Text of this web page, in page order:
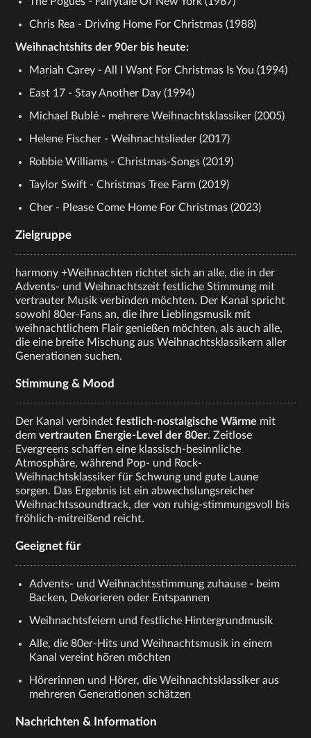
Chris Rea - Driving Home For Christmas (1988)
Weihnachtshits der 90er bis heute:
Mariah Carey - All I Want For Christmas Is You (1994)
East 17 - Stay Another Day (1994)
Michael Bublé - mehrere Weihnachtsklassiker (2005)
Helene Fischer - Weihnachtslieder (2017)
Robbie Williams - Christmas-Songs (2019)
Taylor Swift - Christmas Tree Farm (2019)
Cher - Please Come Home For Christmas (2023)
Zielgruppe
harmony +Weihnachten richtet sich an alle, die in der
Advents- und Weihnachtszeit festliche Stimmung mit
vertrauter Musik verbinden möchten. Der Kanal spricht
sowohl 80er-Fans an, die ihre Lieblingsmusik mit
weihnachtlichem Flair genießen möchten, als auch alle,
die eine breite Mischung aus Weihnachtsklassikern aller
Generationen suchen.
Stimmung & Mood
Der Kanal verbindetfestlich-nostalgische Wärme mit
demvertrauten Energie-Level der 80er. Zeitlose
Evergreens schaffen eine klassisch-besinnliche
Atmosphäre, während Pop- und Rock-
Weihnachtsklassiker für Schwung und gute Laune
sorgen. Das Ergebnis ist ein abwechslungsreicher
Weihnachtssoundtrack, der von ruhig-stimmungsvoll bis
fröhlich-mitreißend reicht.
Geeignet für
Advents- und Weihnachtsstimmung zuhause - beim
Backen, Dekorieren oder Entspannen
Weihnachtsfeiern und festliche Hintergrundmusik
Alle, die 80er-Hits und Weihnachtsmusik in einem
Kanal vereint hören möchten
Hörerinnen und Hörer, die Weihnachtsklassiker aus
mehreren Generationen schätzen
Nachrichten & Information